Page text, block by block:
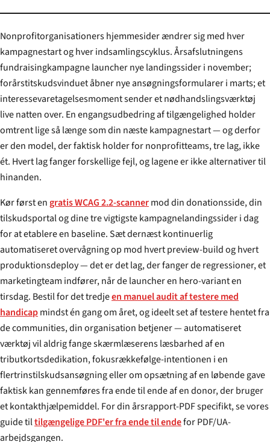
Nonprofitorganisationers hjemmesider ændrer sig med hver
kampagnestart og hver indsamlingscyklus. Årsafslutningens
fundraisingkampagne launcher nye landingssider i november;
forårstitskudsvinduet åbner nye ansøgningsformularer i marts; et
interessevaretagelsesmoment sender et nødhandslings­værktøj
live natten over. En engangsudbedring af tilgængelighed holder
omtrent lige så længe som din næste kampagnestart — og derfor
er den model, der faktisk holder for nonprofitteams, tre lag, ikke
ét. Hvert lag fanger forskellige fejl, og lagene er ikke alternativer til
hinanden.
Kør først en gratis WCAG 2.2-scannermod din donationsside, din
tilskudsportal og dine tre vigtigste kampagnelandingssider i dag
for at etablere en baseline. Sæt dernæst kontinuerlig
automatiseret overvågning op mod hvert preview-build og hvert
produktions­deploy — det er det lag, der fanger de regressioner, et
marketingteam indfører, når de launcher en hero-variant en
tirsdag. Bestil for det tredjeen manuel audit af testere med
handicapmindst én gang om året, og ideelt set af testere hentet fra
de communities, din organisation betjener — automatiseret
værktøj vil aldrig fange skærmlæserens læsbarhed af en
tributkorts­dedikation, fokusrækkefølge-intentionen i en
flertrins­tilskudsansøgning eller om opsætning af en løbende gave
faktisk kan gennemføres fra ende til ende af en donor, der bruger
et kontakt­hjælpemiddel. For din årsrapport-PDF specifikt, se vores
guide tiltilgængelige PDF'er fra ende til endefor PDF/UA-
arbejdsgangen.